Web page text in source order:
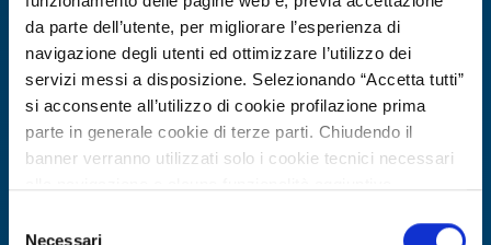
da parte dell’utente, per migliorare l’esperienza di
navigazione degli utenti ed ottimizzare l’utilizzo dei
servizi messi a disposizione. Selezionando “Accetta tutti”
si acconsente all’utilizzo di cookie profilazione prima
parte in generale cookie di terze parti. Chiudendo il
banner verranno utilizzati solo i cookie tecnici necessari
Per conoscere i dettagli, consulta la nostra cookie policy.
Necessari